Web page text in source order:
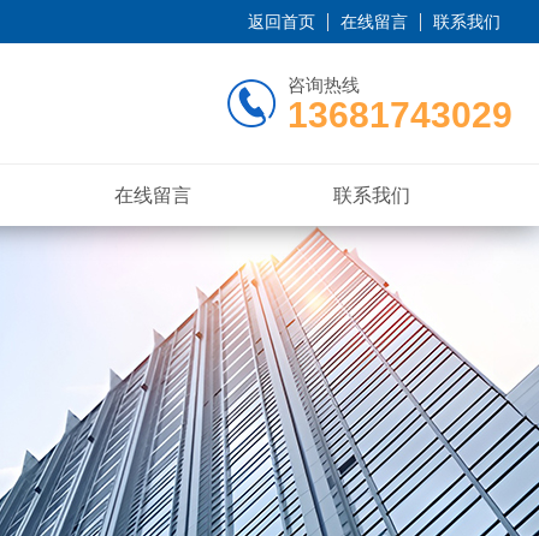
返回首页 在线留言 联系我们
咨询热线
13681743029
在线留言 联系我们